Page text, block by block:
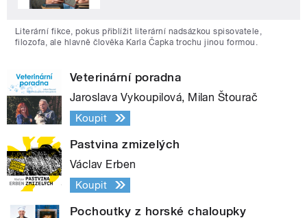
Literární fikce, pokus přiblížit literární nadsázkou spisovatele,
filozofa, ale hlavně člověka Karla Čapka trochu jinou formou.
Veterinární poradna
Jaroslava Vykoupilová, Milan Štourač
Koupit
Pastvina zmizelých
Václav Erben
Koupit
Pochoutky z horské chaloupky